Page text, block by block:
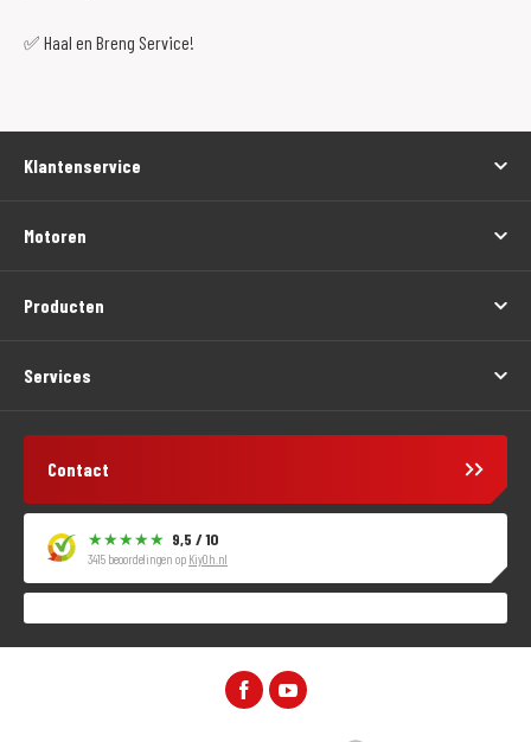
✅ Haal en Breng Service!
Klantenservice
Motoren
Producten
Services
Contact
9,5 / 10
3415 beoordelingen op KiyOh.nl